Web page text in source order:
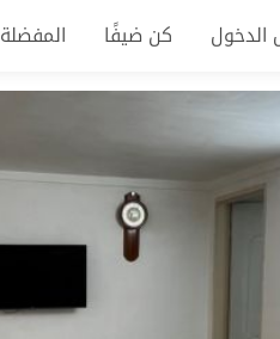
الدخول كن ضيفًا المفضلة